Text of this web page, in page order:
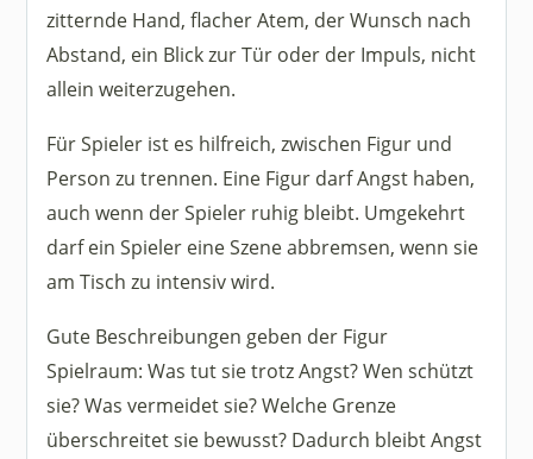
zitternde Hand, flacher Atem, der Wunsch nach
Abstand, ein Blick zur Tür oder der Impuls, nicht
allein weiterzugehen.
Für Spieler ist es hilfreich, zwischen Figur und
Person zu trennen. Eine Figur darf Angst haben,
auch wenn der Spieler ruhig bleibt. Umgekehrt
darf ein Spieler eine Szene abbremsen, wenn sie
am Tisch zu intensiv wird.
Gute Beschreibungen geben der Figur
Spielraum: Was tut sie trotz Angst? Wen schützt
sie? Was vermeidet sie? Welche Grenze
überschreitet sie bewusst? Dadurch bleibt Angst